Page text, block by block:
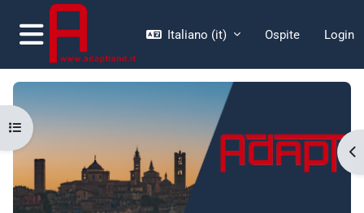
Vai al contenuto principale
Pannello laterale
Italiano ‎(it)‎ Ospite Login
Apri indice del corso